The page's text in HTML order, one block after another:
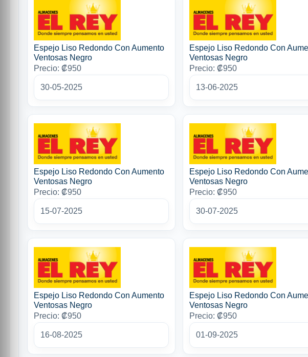
Espejo Liso Redondo Con Aumento
Ventosas Negro
Precio: ₡950
30-05-2025
Espejo Liso Redondo Con
Ventosas Negro
Precio: ₡950
13-06-2025
Espejo Liso Redondo Con Aumento
Ventosas Negro
Precio: ₡950
15-07-2025
Espejo Liso Redondo Con
Ventosas Negro
Precio: ₡950
30-07-2025
Espejo Liso Redondo Con Aumento
Ventosas Negro
Precio: ₡950
16-08-2025
Espejo Liso Redondo Con
Ventosas Negro
Precio: ₡950
01-09-2025